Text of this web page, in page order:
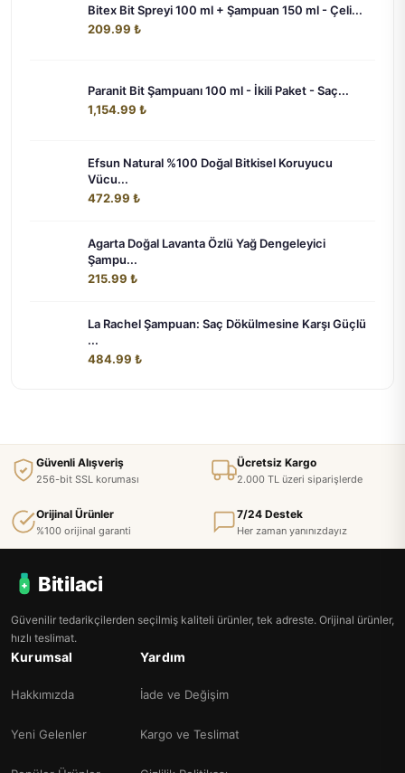
Bitex Bit Spreyi 100 ml + Şampuan 150 ml - Çeli...
209.99 ₺
Paranit Bit Şampuanı 100 ml - İkili Paket - Saç...
1,154.99 ₺
Efsun Natural %100 Doğal Bitkisel Koruyucu
Vücu...
472.99 ₺
Agarta Doğal Lavanta Özlü Yağ Dengeleyici
Şampu...
215.99 ₺
La Rachel Şampuan: Saç Dökülmesine Karşı Güçlü
...
484.99 ₺
Güvenli Alışveriş
256-bit SSL koruması
Ücretsiz Kargo
2.000 TL üzeri siparişlerde
Orijinal Ürünler
%100 orijinal garanti
7/24 Destek
Her zaman yanınızdayız
Bitilaci
Güvenilir tedarikçilerden seçilmiş kaliteli ürünler, tek adreste. Orijinal ürünler,
hızlı teslimat.
Kurumsal
Hakkımızda
Yeni Gelenler
Yardım
İade ve Değişim
Kargo ve Teslimat